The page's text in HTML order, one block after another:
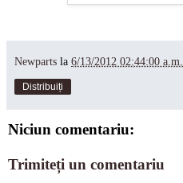
Newparts la 6/13/2012 02:44:00 a.m.
Distribuiți
Niciun comentariu:
Trimiteți un comentariu